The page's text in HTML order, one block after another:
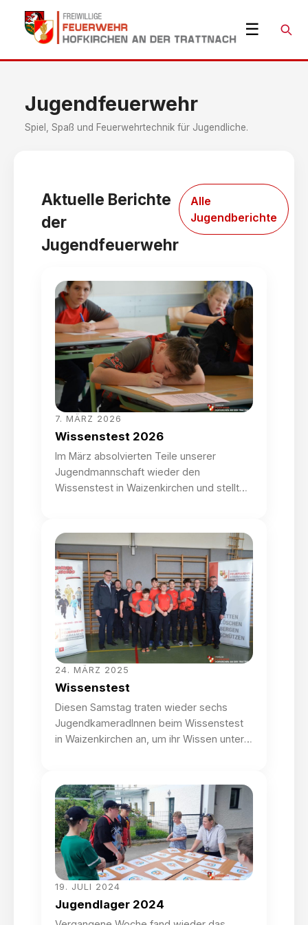
☰ Suche
Jugendfeuerwehr
Spiel, Spaß und Feuerwehrtechnik für Jugendliche.
Aktuelle Berichte
der
Jugendfeuerwehr
Alle
Jugendberichte
7. MÄRZ 2026
Wissenstest 2026
Im März absolvierten Teile unserer
Jugendmannschaft wieder den
Wissenstest in Waizenkirchen und stellten
wurden unter anderem Knotenkunde,
Erste Hilfe, Funkverkehr, Dienstgrade und
viele weiterer Themengebiete abgefragt.
Dabei konnten unsere Kids abliefern und
ihre Abzeichen verdient mit nach Hause
nehmen. Wir gratulieren euch recht
herzlich […]
24. MÄRZ 2025
Wissenstest
Diesen Samstag traten wieder sechs
JugendkameradInnen beim Wissenstest
in Waizenkirchen an, um ihr Wissen unter
dann in Theorie und Praxis im
Stationsbetrieb abgeprüft. Neben
Dienstgraden, Erste Hilfe und Brandschutz
standen auch die korrekte Übermittlung
von Nachrichten und das richtige
Benennen von gefährlichen Stoffen am
[…]
19. JULI 2024
Jugendlager 2024